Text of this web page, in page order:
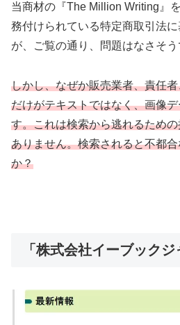
当商材の『The Million Writing』
務付けられている特定商取引法
が、ご覧の通り、問題はなさそう
しかし、なぜか販売業者、責任
だけがテキストではなく、画像
す。これは検索から逃れるため
ありません。検索されると不都
か？
「株式会社イーブック